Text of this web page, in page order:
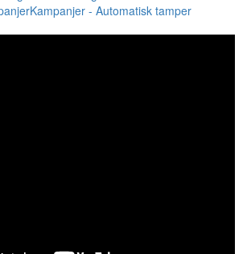
Kampanjer - Automatisk tamper